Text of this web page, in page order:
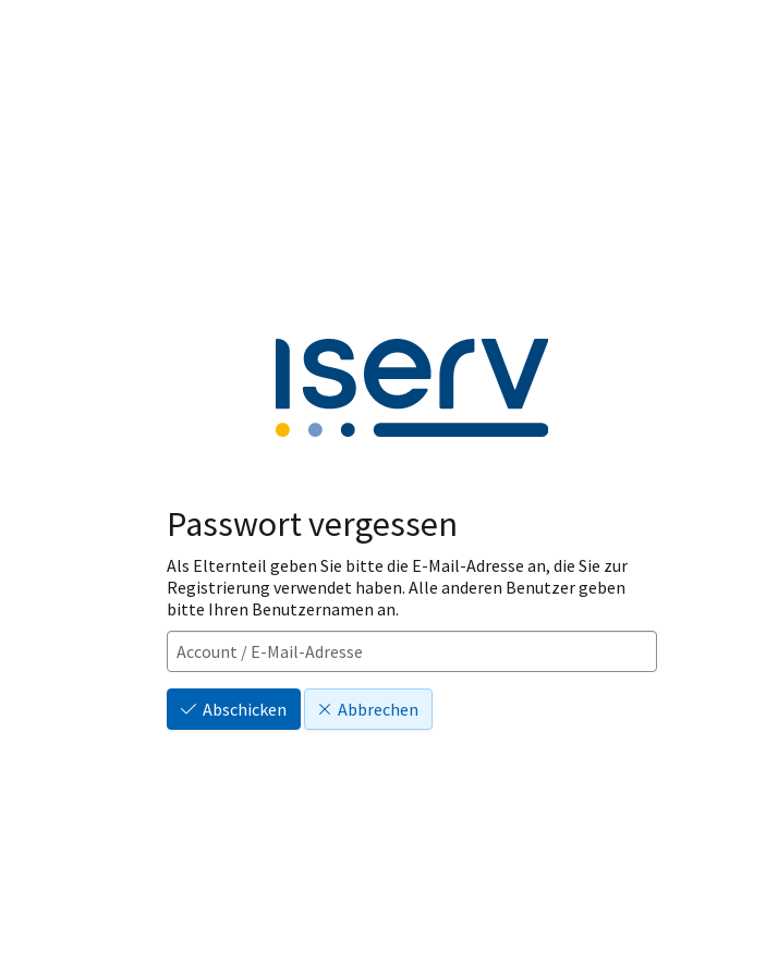
Passwort vergessen
Als Elternteil geben Sie bitte die E-Mail-Adresse an, die Sie zur
Registrierung verwendet haben. Alle anderen Benutzer geben
bitte Ihren Benutzernamen an.
Abschicken Abbrechen